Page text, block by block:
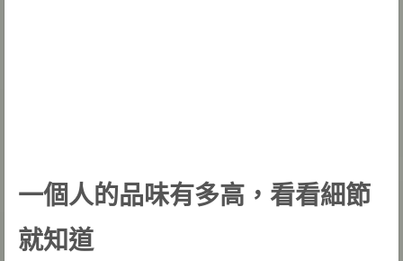
一個人的品味有多高，看看細節
就知道